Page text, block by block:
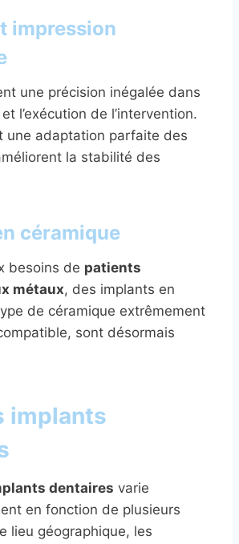
impression
une précision inégalée dans
l’exécution de l’intervention.
une adaptation parfaite des
la stabilité des
céramique
besoins de patients
métaux, des implants en
de céramique extrêmement
sont désormais
implants
dentaires varie
en fonction de plusieurs
lieu géographique, les